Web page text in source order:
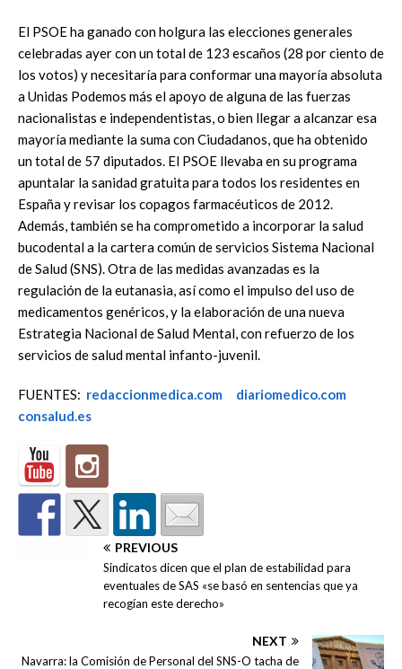
El PSOE ha ganado con holgura las elecciones generales
celebradas ayer con un total de 123 escaños (28 por ciento de
los votos) y necesitaría para conformar una mayoría absoluta
a Unidas Podemos más el apoyo de alguna de las fuerzas
nacionalistas e independentistas, o bien llegar a alcanzar esa
mayoría mediante la suma con Ciudadanos, que ha obtenido
un total de 57 diputados. El PSOE llevaba en su programa
apuntalar la sanidad gratuita para todos los residentes en
España y revisar los copagos farmacéuticos de 2012.
Además, también se ha comprometido a incorporar la salud
bucodental a la cartera común de servicios Sistema Nacional
de Salud (SNS). Otra de las medidas avanzadas es la
regulación de la eutanasia, así como el impulso del uso de
medicamentos genéricos, y la elaboración de una nueva
Estrategia Nacional de Salud Mental, con refuerzo de los
servicios de salud mental infanto-juvenil.
FUENTES: redaccionmedica.com
diariomedico.com
consalud.es
PREVIOUS
Sindicatos dicen que el plan de estabilidad para
eventuales de SAS «se basó en sentencias que ya
recogían este derecho»
NEXT
Navarra: la Comisión de Personal del SNS-O tacha de